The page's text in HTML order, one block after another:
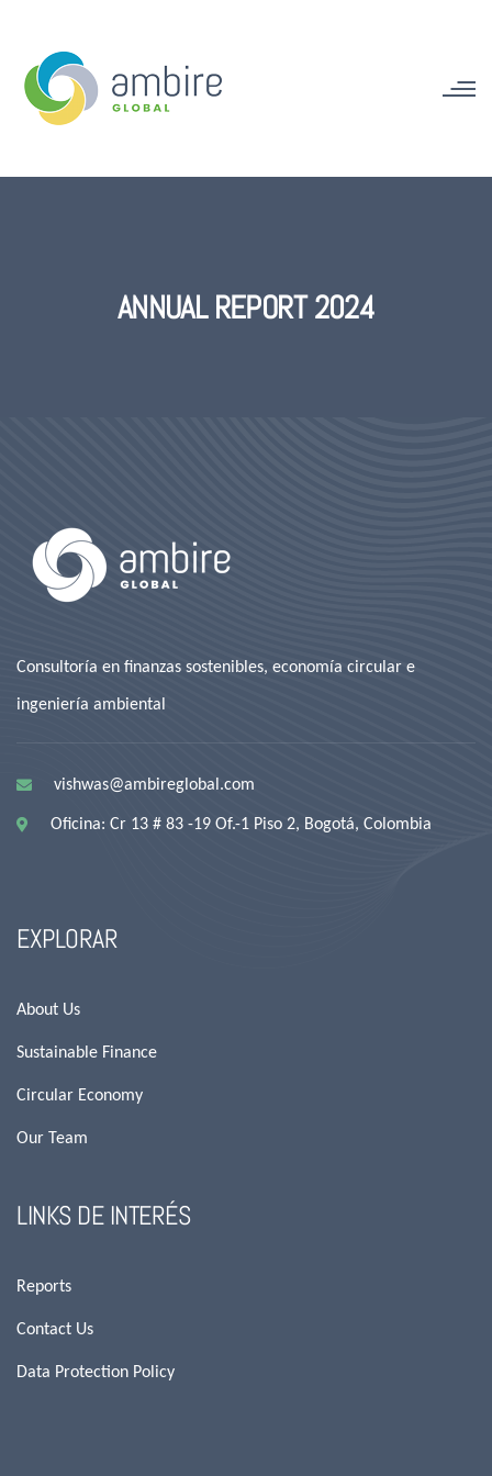
ANNUAL REPORT 2024
Consultoría en finanzas sostenibles, economía circular e
ingeniería ambiental
vishwas@ambireglobal.com
Oficina: Cr 13 # 83 -19 Of.-1 Piso 2, Bogotá, Colombia
EXPLORAR
About Us
Sustainable Finance
Circular Economy
Our Team
LINKS DE INTERÉS
Reports
Contact Us
Data Protection Policy